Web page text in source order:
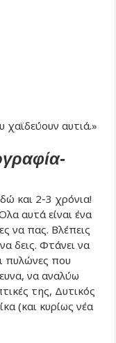
χαϊδεύουν αυτιά.»
και 2-3 χρόνια!
αυτά είναι ένα
να πας. Βλέπεις
δεις. Φτάνει να
πυλώνες που
να αναλύω
της, Δυτικός
(και κυρίως νέα